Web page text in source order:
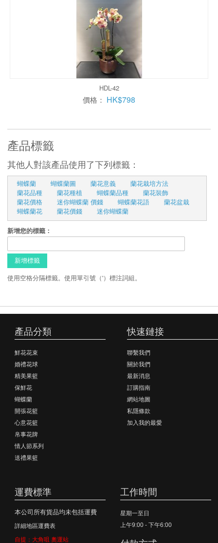
HDL-42
價格： HK$798
產品標籤
其他人對該產品使用了下列標籤：
蝴蝶蘭 蝴蝶蘭圖 蘭花意義
蘭花栽培方法
蘭花品種
蘭花種植 蝴蝶蘭品種
蘭花裝飾
蘭花價格
迷你蝴蝶蘭 價錢 蝴蝶蘭花語
蘭花盆栽
蝴蝶蘭花
蘭花價錢 迷你蝴蝶蘭
新增您的標籤：
新增標籤
使用空格分隔標籤。使用單引號（'）標注詞組。
產品分類
鮮花花束
婚禮花球
精美果籃
保鮮花
蝴蝶蘭
開張花籃
心意花籃
帛事花牌
情人節系列
送禮果籃
快速鏈接
聯繫我們
關於我們
最新消息
訂購指南
網站地圖
私隱條款
加入我的最愛
運費標準
本公司所有貨品均未包括運費
詳細地區運費表
自提：大角咀 奧運站
工作時間
星期一至日
上午9:00 - 下午6:00